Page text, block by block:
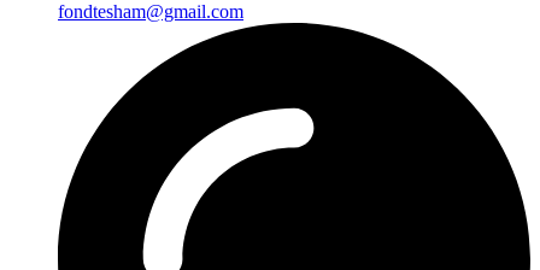
fondtesham@gmail.com